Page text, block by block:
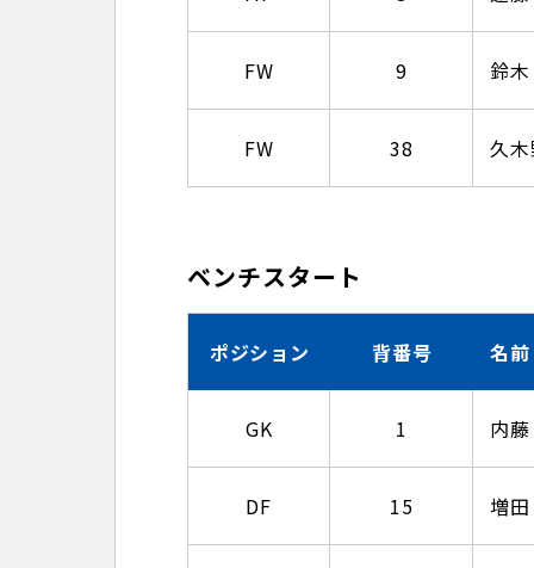
FW 9 鈴
FW 38 久
ベンチスタート
ポジション 背番号 名前
GK 1 内
DF 15 増